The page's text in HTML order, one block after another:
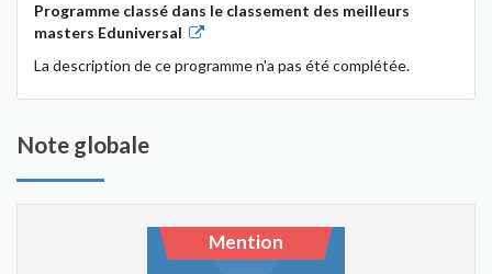
Programme classé dans le classement des meilleurs
masters Eduniversal
La description de ce programme n'a pas été complétée.
Note globale
Mention